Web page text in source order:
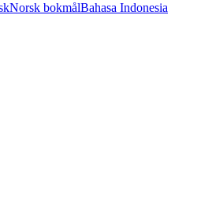
Norsk bokmålBahasa Indonesia